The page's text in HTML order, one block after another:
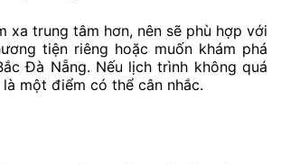
xa trung tâm hơn, nên sẽ phù hợp với
tiện riêng hoặc muốn khám phá
Đà Nẵng. Nếu lịch trình không quá
là một điểm có thể cân nhắc.